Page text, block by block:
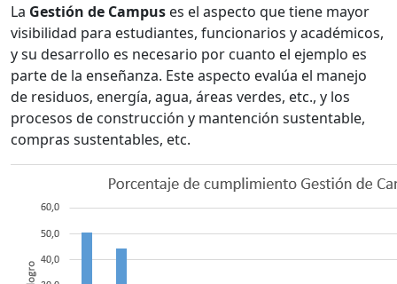
La Gestión de Campus es el aspecto que tiene mayor
visibilidad para estudiantes, funcionarios y académicos,
y su desarrollo es necesario por cuanto el ejemplo es
parte de la enseñanza. Este aspecto evalúa el manejo
de residuos, energía, agua, áreas verdes, etc., y los
procesos de construcción y mantención sustentable,
compras sustentables, etc.